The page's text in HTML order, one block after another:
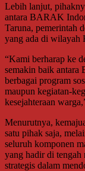
Lebih lanjut,
antara BARAK
Taruna, pemerintah
yang ada di wilayah
“Kami berharap ke
semakin baik antara
berbagai program
maupun kegiatan-
kesejahteraan
Menurutnya,
satu pihak saja,
seluruh komponen
yang hadir di tengah
strategis dalam